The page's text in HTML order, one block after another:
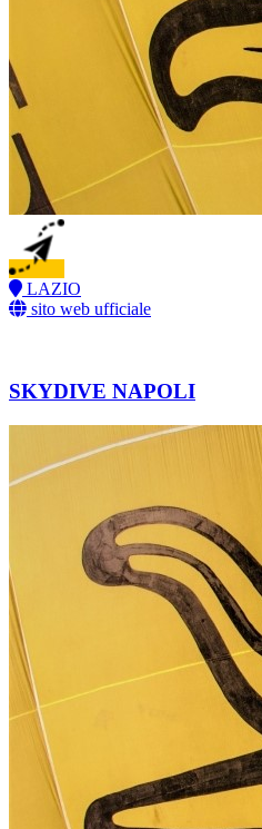
LAZIO
sito web ufficiale
SKYDIVE NAPOLI